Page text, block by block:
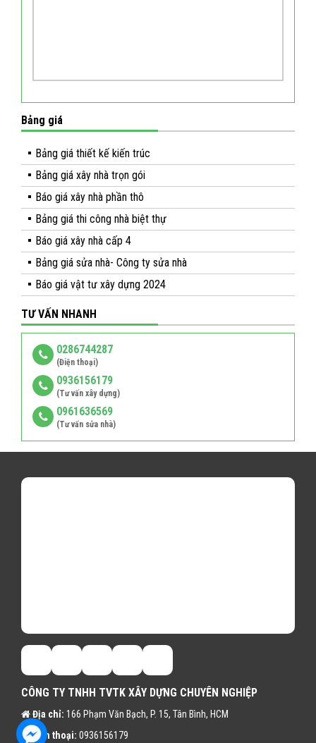
Bảng giá
Bảng giá thiết kế kiến trúc
Bảng giá xây nhà trọn gói
Báo giá xây nhà phần thô
Bảng giá thi công nhà biệt thự
Báo giá xây nhà cấp 4
Bảng giá sửa nhà- Công ty sửa nhà
Báo giá vật tư xây dựng 2024
TƯ VẤN NHANH
0286744287
(Điện thoại)
0936156179
(Tư vấn xây dựng)
0961636569
(Tư vấn sửa nhà)
CÔNG TY TNHH TVTK XÂY DỰNG CHUYÊN NGHIỆP
Địa chỉ: 166 Phạm Văn Bạch, P. 15, Tân Bình, HCM
Điện thoại: 0936156179